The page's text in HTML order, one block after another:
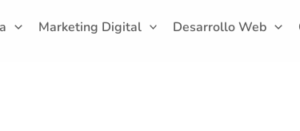
Marketing Digital Desarrollo Web